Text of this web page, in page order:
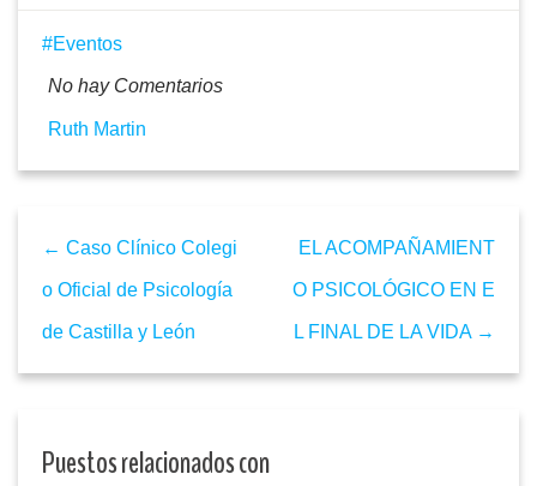
Eventos
No hay Comentarios
Ruth Martin
← Caso Clínico Colegi
o Oficial de Psicología
de Castilla y León
EL ACOMPAÑAMIENT
O PSICOLÓGICO EN E
L FINAL DE LA VIDA →
Puestos relacionados con